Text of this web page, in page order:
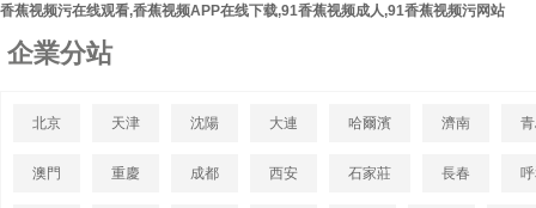
香蕉视频污在线观看,香蕉视频APP在线下载,91香蕉视频成人,91香蕉视频污网站
企業分站
北京 天津 沈陽 大連 哈爾濱 濟南
澳門 重慶 成都 西安 石家莊 長春